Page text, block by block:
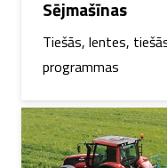
Sējmašīnas
Tiešās, lentes,
programmas